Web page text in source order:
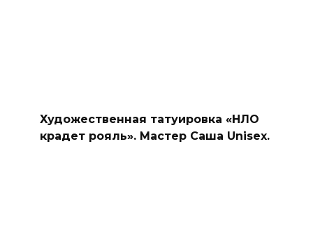
Художественная татуировка «НЛО
крадет рояль». Мастер Саша Unisex.